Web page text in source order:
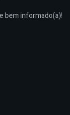
bem informado(a)!